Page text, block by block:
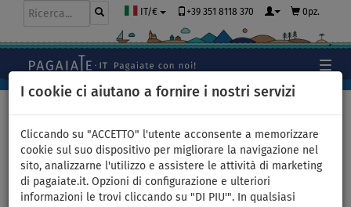
I cookie ci aiutano a fornire i nostri servizi
Cliccando su "ACCETTO" l'utente acconsente a memorizzare
cookie sul suo dispositivo per migliorare la navigazione nel
sito, analizzarne l'utilizzo e assistere le attività di marketing
di pagaiate.it. Opzioni di configurazione e ulteriori
informazioni le trovi cliccando su "DI PIU'". In qualsiasi
IT/€ +39 351 8118 370 0pz.
T-shirt donna